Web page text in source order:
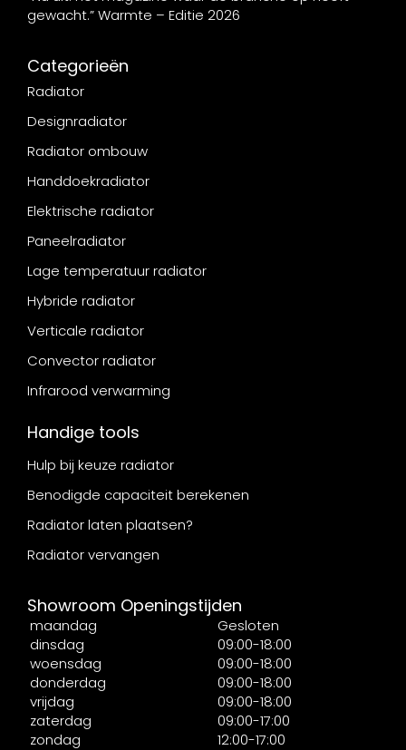
gewacht.” Warmte – Editie 2026
Categorieën
Radiator
Designradiator
Radiator ombouw
Handdoekradiator
Elektrische radiator
Paneelradiator
Lage temperatuur radiator
Hybride radiator
Verticale radiator
Convector radiator
Infrarood verwarming
Handige tools
Hulp bij keuze radiator
Benodigde capaciteit berekenen
Radiator laten plaatsen?
Radiator vervangen
Showroom Openingstijden
maandag
Gesloten
dinsdag
09:00-18:00
woensdag
09:00-18:00
donderdag
09:00-18:00
vrijdag
09:00-18:00
zaterdag
09:00-17:00
zondag
12:00-17:00